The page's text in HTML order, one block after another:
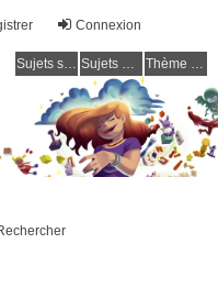
Connexion
Sujets sans réponse Sujets actifs Thème clair / foncé